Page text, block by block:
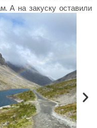
А на закуску оставили
локации.